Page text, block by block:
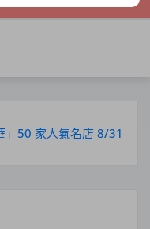
」50 家人氣名店 8/31